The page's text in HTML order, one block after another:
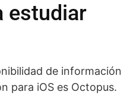
estudiar
de información
para iOS es Octopus.